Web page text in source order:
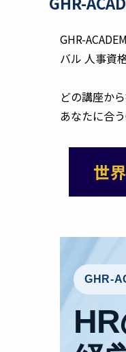
GHR-
バル 人事資
どの講座か
あなたに合
世
GHR-